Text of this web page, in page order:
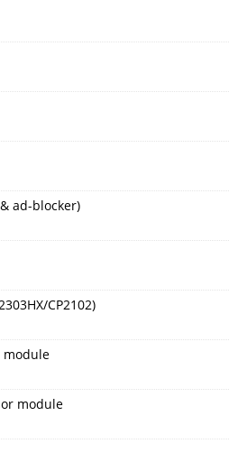
ad-blocker)
CP2102)
module
module